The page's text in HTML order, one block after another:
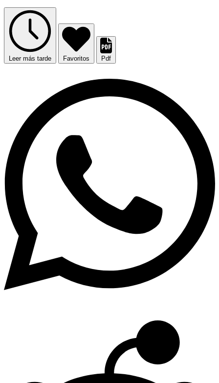
Leer más tarde Favoritos Pdf